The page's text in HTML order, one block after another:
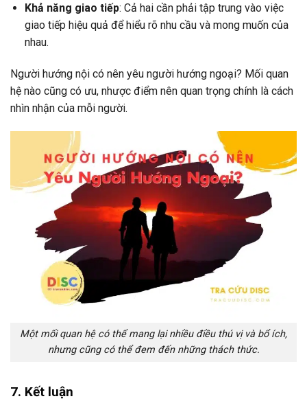
Khả năng giao tiếp: Cả hai cần phải tập trung vào việc
giao tiếp hiệu quả để hiểu rõ nhu cầu và mong muốn của
nhau.
Người hướng nội có nên yêu người hướng ngoại? Mối quan
hệ nào cũng có ưu, nhược điểm nên quan trọng chính là cách
nhìn nhận của mỗi người.
Một mối quan hệ có thể mang lại nhiều điều thú vị và bổ ích,
nhưng cũng có thể đem đến những thách thức.
7. Kết luận